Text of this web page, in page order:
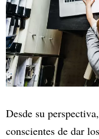
Desde su
conscientes de dar